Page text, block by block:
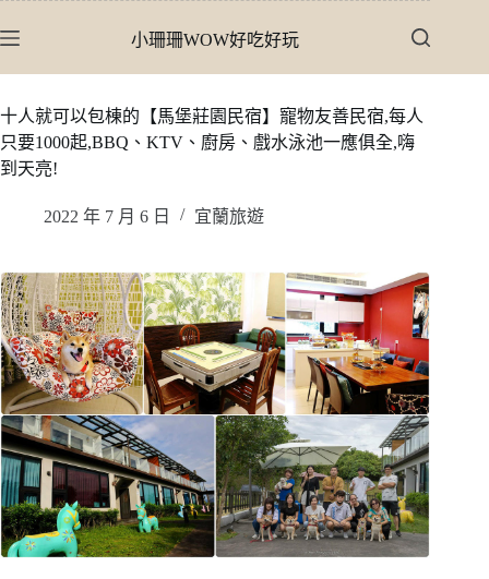
至
內
容
小珊珊WOW好吃好玩
十人就可以包棟的【馬堡莊園民宿】寵物友善民宿,每人
只要1000起,BBQ、KTV、廚房、戲水泳池一應俱全,嗨
到天亮!
2022 年 7 月 6 日 宜蘭旅遊